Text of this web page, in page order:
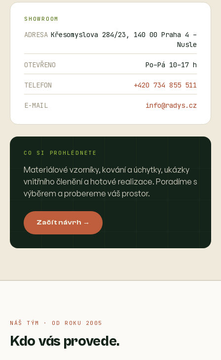
SHOWROOM
ADRESA Křesomyslova 284/23, 140 00 Praha 4 –
Nusle
OTEVŘENO Po–Pá 10–17 h
TELEFON +420 734 855 511
E-MAIL info@radys.cz
CO SI PROHLÉDNETE
Materiálové vzorníky, kování a úchytky, ukázky
vnitřního členění a hotové realizace. Poradíme s
výběrem a probereme váš prostor.
Začít návrh →
NÁŠ TÝM · OD ROKU 2005
Kdo vás provede.